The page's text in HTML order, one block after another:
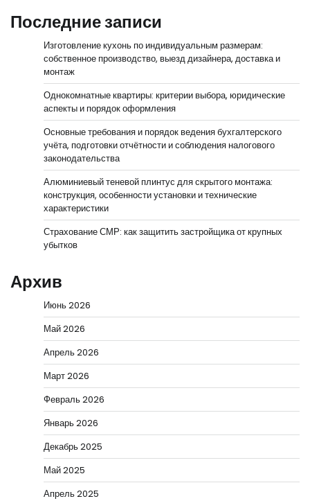
Последние записи
Изготовление кухонь по индивидуальным размерам:
собственное производство, выезд дизайнера, доставка и
монтаж
Однокомнатные квартиры: критерии выбора, юридические
аспекты и порядок оформления
Основные требования и порядок ведения бухгалтерского
учёта, подготовки отчётности и соблюдения налогового
законодательства
Алюминиевый теневой плинтус для скрытого монтажа:
конструкция, особенности установки и технические
характеристики
Страхование СМР: как защитить застройщика от крупных
убытков
Архив
Июнь 2026
Май 2026
Апрель 2026
Март 2026
Февраль 2026
Январь 2026
Декабрь 2025
Май 2025
Апрель 2025